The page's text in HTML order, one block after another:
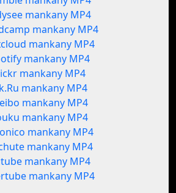
mankany MP4
mankany MP4
mankany MP4
mankany MP4
mankany MP4
mankany MP4
mankany MP4
mankany MP4
mankany MP4
mankany MP4
mankany MP4
mankany MP4